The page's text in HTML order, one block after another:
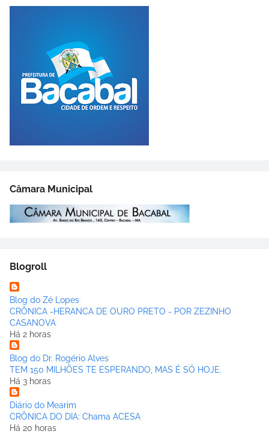
Câmara Municipal
Blogroll
Blog do Zé Lopes
CRÔNICA -HERANCA DE OURO PRETO - POR ZEZINHO
CASANOVA
Há 2 horas
Blog do Dr. Rogério Alves
TEM 150 MILHÕES TE ESPERANDO, MAS É SÓ HOJE.
Há 3 horas
Diário do Mearim
CRÔNICA DO DIA: Chama ACESA
Há 20 horas